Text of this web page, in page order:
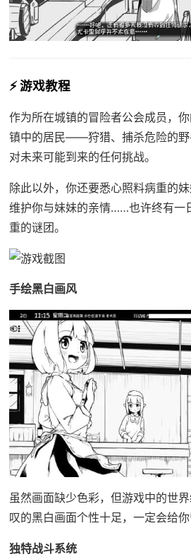
⚡ 游戏教程
作为所在城镇的冒险者公会成员，
镇中的居民——狩猎、捕杀危险的野
对未来可能到来的任何挑战。
除此以外，你还要悉心照料病重的妹
维护你与妹妹的亲情……也许终有一
重的谜团。
手绘黑白画风
虽然画面缺少色彩，但游戏中的世
叹的黑白画面个性十足，一定会给你
独特战斗系统